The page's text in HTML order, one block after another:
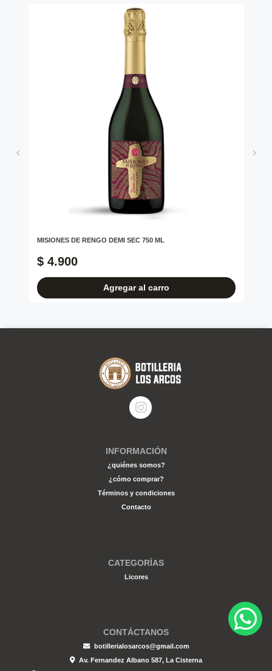
MISIONES DE RENGO DEMI SEC 750 ML
$ 4.900
Agregar al carro
INFORMACIÓN
¿quiénes somos?
¿cómo comprar?
Términos y condiciones
Contacto
CATEGORÍAS
Licores
CONTÁCTANOS
botillerialosarcos@gmail.com
Av. Fernandez Albano 587, La Cisterna